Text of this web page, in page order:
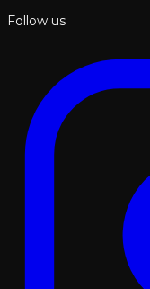
Follow us